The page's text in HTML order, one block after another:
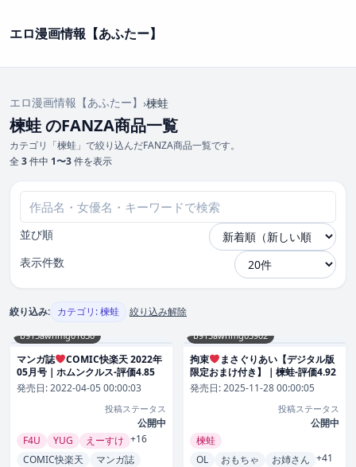
エロ漫画情報【あふたー】
エロ漫画情報【あふたー】 ›楝蛙
楝蛙 のFANZA商品一覧
カテゴリ「楝蛙」で絞り込んだFANZA商品一覧です。
全 3件中 1〜3件を表示
並び順
表示件数
絞り込み: カテゴリ: 楝蛙 絞り込み解除
b915awnmg01630
マンガ誌
COMIC快楽天 2022年
05月号｜ホムンクルス-評価4.85
発売日:2022-04-05 00:00:03
投稿ステータス
公開中
F4U
YUG えーすけ +16
COMIC快楽天
マンガ誌
b915awnmg03902
拘束
まさぐりあい【デジタル版
限定おまけ付き】｜楝蛙-評価4.92
発売日:2025-11-28 00:00:05
投稿ステータス
公開中
楝蛙
OL
おもちゃ お姉さん +41